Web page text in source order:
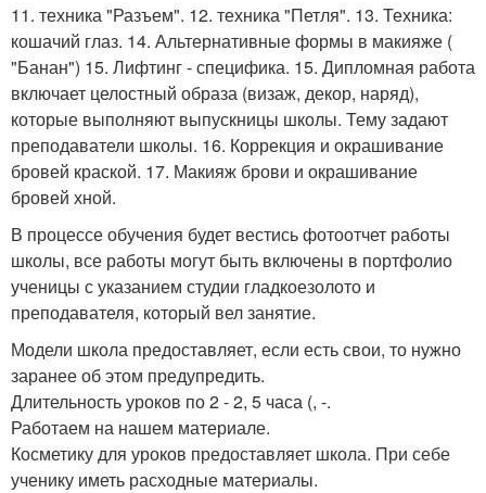
11. техника "Разъем". 12. техника "Петля". 13. Техника:
кошачий глаз. 14. Альтернативные формы в макияже (
"Банан") 15. Лифтинг - специфика. 15. Дипломная работа
включает целостный образа (визаж, декор, наряд),
которые выполняют выпускницы школы. Тему задают
преподаватели школы. 16. Коррекция и окрашивание
бровей краской. 17. Макияж брови и окрашивание
бровей хной.
В процессе обучения будет вестись фотоотчет работы
школы, все работы могут быть включены в портфолио
ученицы с указанием студии гладкоезолото и
преподавателя, который вел занятие.
Модели школа предоставляет, если есть свои, то нужно
заранее об этом предупредить.
Длительность уроков по 2 - 2, 5 часа (, -.
Работаем на нашем материале.
Косметику для уроков предоставляет школа. При себе
ученику иметь расходные материалы.